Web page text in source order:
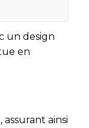
un design
en
ainsi